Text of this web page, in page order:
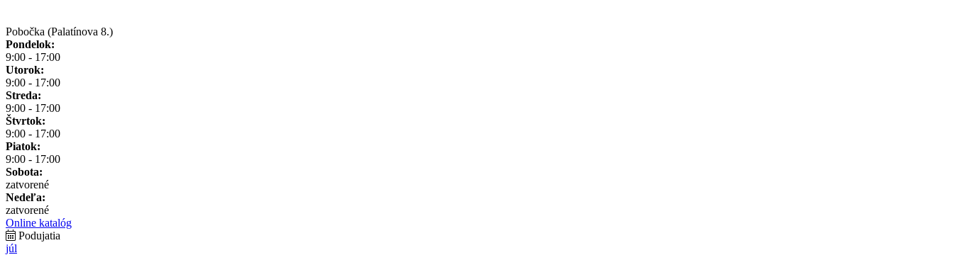
Pobočka (Palatínova 8.)
Pondelok:
9:00 - 17:00
Utorok:
9:00 - 17:00
Streda:
9:00 - 17:00
Štvrtok:
9:00 - 17:00
Piatok:
9:00 - 17:00
Sobota:
zatvorené
Nedeľa:
zatvorené
Online katalóg
Podujatia
júl